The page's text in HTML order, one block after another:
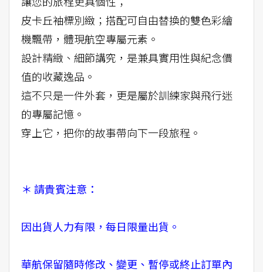
皮卡丘袖標別緻；搭配可自由替換的雙色彩繪
機飄帶，體現航空專屬元素。
設計精緻、細節講究，是兼具實用性與紀念價
值的收藏逸品。
這不只是一件外套，更是屬於訓練家與飛行迷
的專屬記憶。
穿上它，把你的故事帶向下一段旅程。
＊ 請貴賓注意：
因出貨人力有限，每日限量出貨。
華航保留隨時修改、變更、暫停或終止訂單內